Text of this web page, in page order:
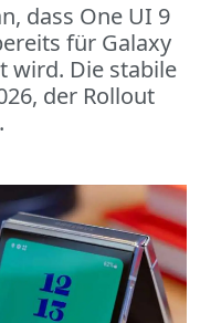
dass One UI 9
für Galaxy
wird. Die stabile
der Rollout